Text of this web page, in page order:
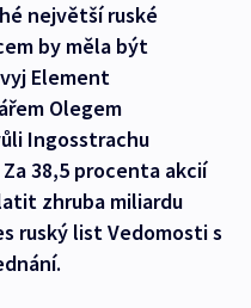
největší ruské
by měla být
Element
Olegem
Ingosstrachu
38,5 procenta akcií
zhruba miliardu
ruský list Vedomosti s